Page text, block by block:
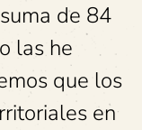
de 84
las he
que los
en